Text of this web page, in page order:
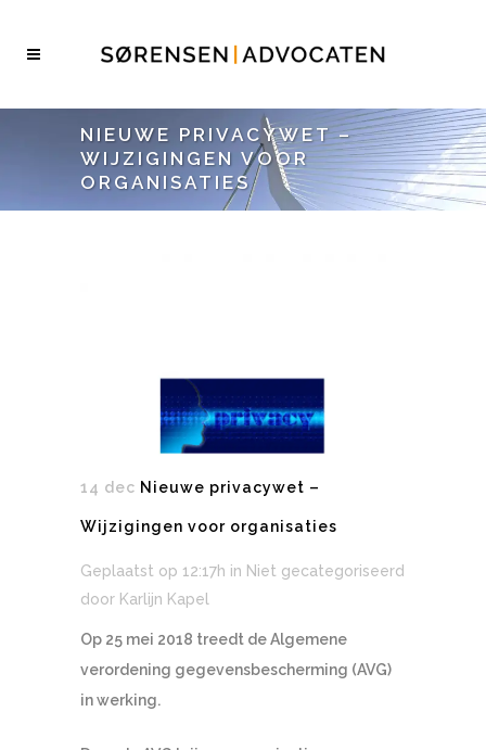
NIEUWE PRIVACYWET –
WIJZIGINGEN VOOR
ORGANISATIES
14 dec Nieuwe privacywet –
Wijzigingen voor organisaties
Geplaatst op 12:17h in Niet gecategoriseerd
door Karlijn Kapel
Op 25 mei 2018 treedt de Algemene
verordening gegevensbescherming (AVG)
in werking.